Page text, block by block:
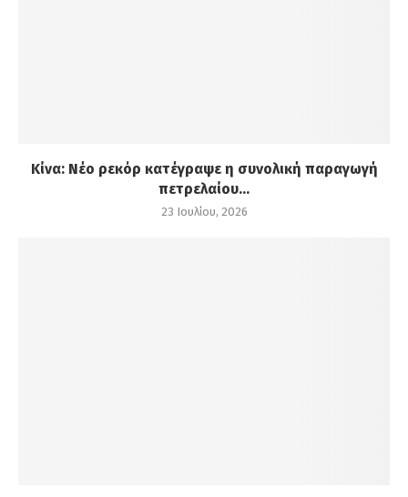
Κίνα: Νέο ρεκόρ κατέγραψε η συνολική παραγωγή
πετρελαίου...
23 Ιουλίου, 2026